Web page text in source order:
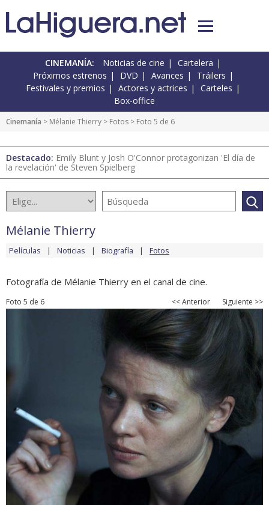
CINEMANÍA: Noticias de cine
Cartelera
Próximos estrenos
DVD Avances
Tráilers
Festivales y premios
Actores y actrices
Carteles
Box-office
Cinemanía > Mélanie Thierry > Fotos > Foto 5 de 6
Destacado: Emily Blunt y Josh O'Connor protagonizan 'El día de
la revelación' de Steven Spielberg
Mélanie Thierry
Películas Noticias Biografía Fotos
Fotografía de Mélanie Thierry en el canal de cine.
Foto 5 de 6 << Anterior Siguiente >>